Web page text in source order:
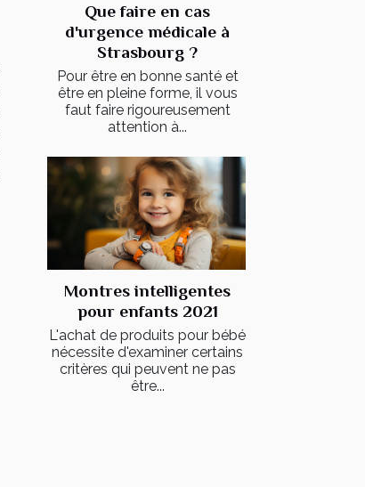
Que faire en cas
d'urgence médicale à
Strasbourg ?
Pour être en bonne santé et
être en pleine forme, il vous
faut faire rigoureusement
attention à...
Montres intelligentes
pour enfants 2021
L'achat de produits pour bébé
nécessite d'examiner certains
critères qui peuvent ne pas
être...